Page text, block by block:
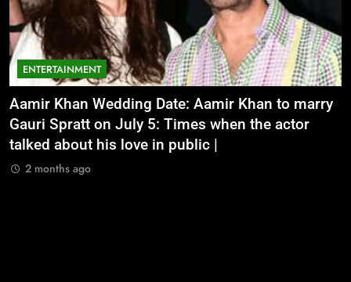
ENTERTAINMENT
Aamir Khan Wedding Date: Aamir Khan to marry
Gauri Spratt on July 5: Times when the actor
talked about his love in public |
2 months ago